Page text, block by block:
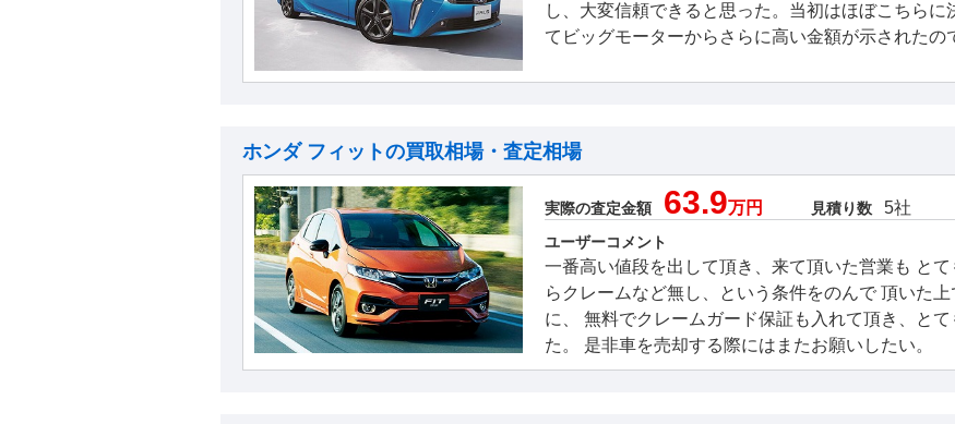
し、大変信頼できると思った。当初はほぼこちら
てビッグモーターからさらに高い金額が示されたの
ホンダ フィットの買取相場・査定相場
実際の査定金額 63.9万円 見積り数 5社
ユーザーコメント
一番高い値段を出して頂き、来て頂いた営業も と
らクレームなど無し、という条件をのんで 頂いた
に、 無料でクレームガード保証も入れて頂き、と
た。 是非車を売却する際にはまたお願いしたい。